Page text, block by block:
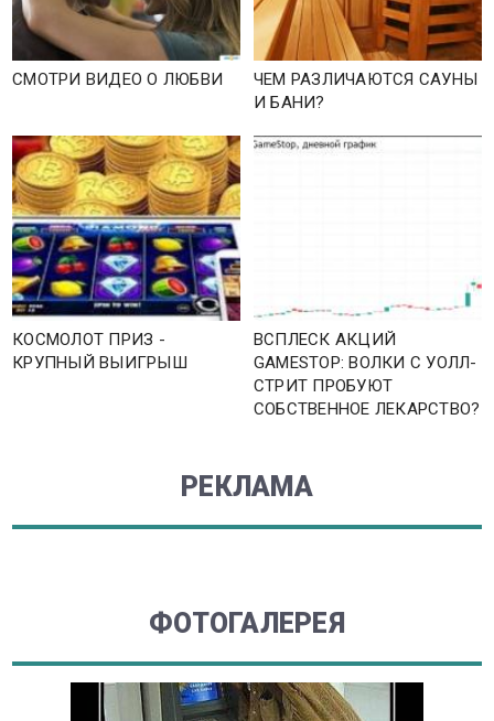
СМОТРИ ВИДЕО О ЛЮБВИ
ЧЕМ РАЗЛИЧАЮТСЯ САУНЫ
И БАНИ?
КОСМОЛОТ ПРИЗ -
КРУПНЫЙ ВЫИГРЫШ
ВСПЛЕСК АКЦИЙ
GAMESTOP: ВОЛКИ С УОЛЛ-
СТРИТ ПРОБУЮТ
СОБСТВЕННОЕ ЛЕКАРСТВО?
РЕКЛАМА
ФОТОГАЛЕРЕЯ